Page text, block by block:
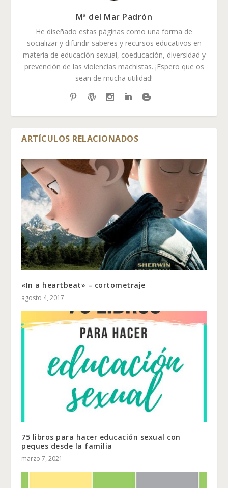
Mª del Mar Padrón
He diseñado estas páginas como una forma de
socializar y difundir saberes y recursos educativos en
materia de educación sexual, coeducación, diversidad y
prevención de las violencias machistas. ¡Espero que os
sean de mucha utilidad!
ARTÍCULOS RELACIONADOS
«In a heartbeat» – cortometraje
agosto 4, 2017
75 libros para hacer educación sexual con
peques desde la familia
marzo 7, 2021